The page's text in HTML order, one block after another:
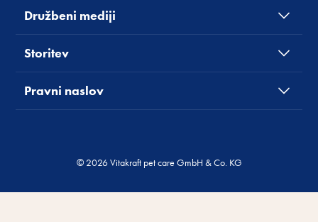
Družbeni mediji
Storitev
Pravni naslov
© 2026 Vitakraft pet care GmbH & Co. KG